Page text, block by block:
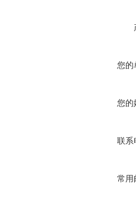
您的
您的
联系
常用